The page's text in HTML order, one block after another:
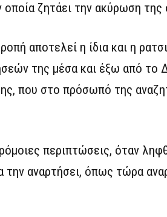
ζητάει την ακύρωση
αποτελεί η ίδια και η
της μέσα και έξω από το
που στο πρόσωπό της
περιπτώσεις, όταν
την αναρτήσει, όπως τώρα